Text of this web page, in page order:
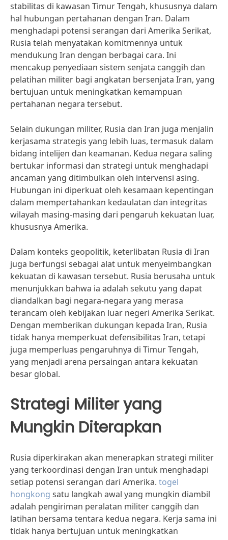
stabilitas di kawasan Timur Tengah, khususnya dalam
hal hubungan pertahanan dengan Iran. Dalam
menghadapi potensi serangan dari Amerika Serikat,
Rusia telah menyatakan komitmennya untuk
mendukung Iran dengan berbagai cara. Ini
mencakup penyediaan sistem senjata canggih dan
pelatihan militer bagi angkatan bersenjata Iran, yang
bertujuan untuk meningkatkan kemampuan
pertahanan negara tersebut.
Selain dukungan militer, Rusia dan Iran juga menjalin
kerjasama strategis yang lebih luas, termasuk dalam
bidang intelijen dan keamanan. Kedua negara saling
bertukar informasi dan strategi untuk menghadapi
ancaman yang ditimbulkan oleh intervensi asing.
Hubungan ini diperkuat oleh kesamaan kepentingan
dalam mempertahankan kedaulatan dan integritas
wilayah masing-masing dari pengaruh kekuatan luar,
khususnya Amerika.
Dalam konteks geopolitik, keterlibatan Rusia di Iran
juga berfungsi sebagai alat untuk menyeimbangkan
kekuatan di kawasan tersebut. Rusia berusaha untuk
menunjukkan bahwa ia adalah sekutu yang dapat
diandalkan bagi negara-negara yang merasa
terancam oleh kebijakan luar negeri Amerika Serikat.
Dengan memberikan dukungan kepada Iran, Rusia
tidak hanya memperkuat defensibilitas Iran, tetapi
juga memperluas pengaruhnya di Timur Tengah,
yang menjadi arena persaingan antara kekuatan
besar global.
Strategi Militer yang
Mungkin Diterapkan
Rusia diperkirakan akan menerapkan strategi militer
yang terkoordinasi dengan Iran untuk menghadapi
setiap potensi serangan dari Amerika. togel
hongkong satu langkah awal yang mungkin diambil
adalah pengiriman peralatan militer canggih dan
latihan bersama tentara kedua negara. Kerja sama ini
tidak hanya bertujuan untuk meningkatkan